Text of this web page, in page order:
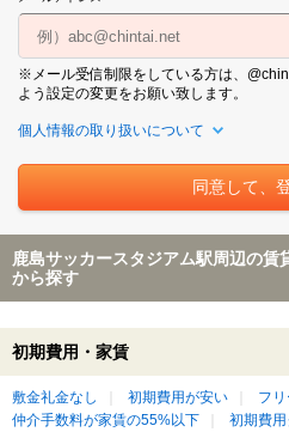
※メール受信制限をしている方は、
よう設定の変更をお願い致します。
個人情報の取り扱いについて
鹿島サッカースタジアム駅周辺の賃
から探す
初期費用・家賃
敷金礼金なし 初期費用が安い フリ
仲介手数料が家賃の55%以下
初期費